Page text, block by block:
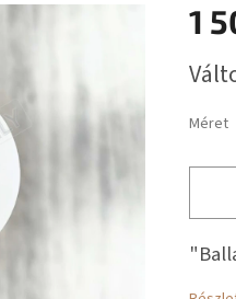
1
Méret